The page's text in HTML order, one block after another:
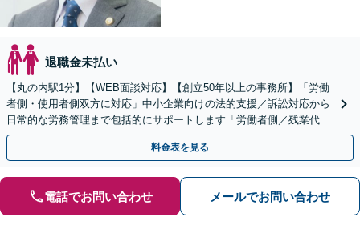
退職金未払い
【丸の内駅1分】【WEB面談対応】【創立50年以上の事務所】「労働
者側・使用者側双方に対応」中小企業向けの法的支援／訴訟対応から
日常的な労務管理まで包括的にサポートします「労働者側／残業代請
求や退職に関する問題に対応」【休日・夜間相談可】
料金表を見る
電話でお問い合わせ メールでお問い合わせ